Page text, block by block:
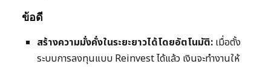
ข้อดี
สร้างความมั่งคั่งในระยะยาวได้โดยอัตโนมัติ: เมื่อตั้ง
ระบบการลงทุนแบบ Reinvest ได้แล้ว เงินจะทำงานให้